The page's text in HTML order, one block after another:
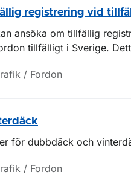
registrering vid
ansöka om tillfällig
tillfälligt i Sverige.
/ Fordon
för dubbdäck och
/ Fordon